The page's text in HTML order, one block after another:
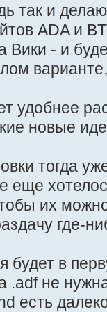
так и
ADA и
Вики - и
удобнее
новые
тогда
еще
их
где-
будет в
.adf не
есть